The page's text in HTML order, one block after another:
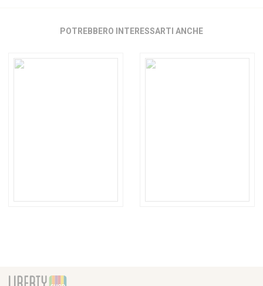
POTREBBERO INTERESSARTI ANCHE